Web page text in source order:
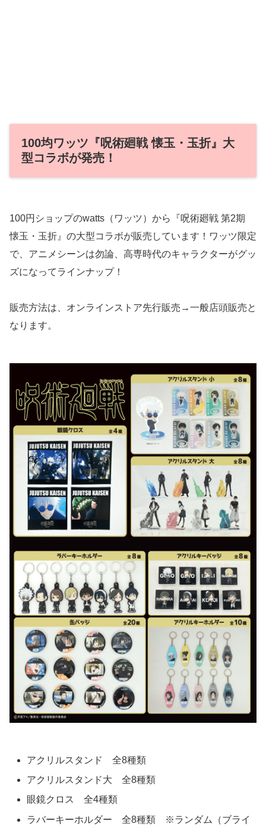
100均ワッツ『呪術廻戦 懐玉・玉折』大
型コラボが発売！
100円ショップのwatts（ワッツ）から『呪術廻戦 第2期
懐玉・玉折』の大型コラボが販売しています！ワッツ限定
で、アニメシーンは勿論、高専時代のキャラクターがグッ
ズになってラインナップ！
販売方法は、オンラインストア先行販売→一般店頭販売と
なります。
アクリルスタンド 全8種類
アクリルスタンド大 全8種類
眼鏡クロス 全4種類
ラバーキーホルダー 全8種類 ※ランダム（ブライ